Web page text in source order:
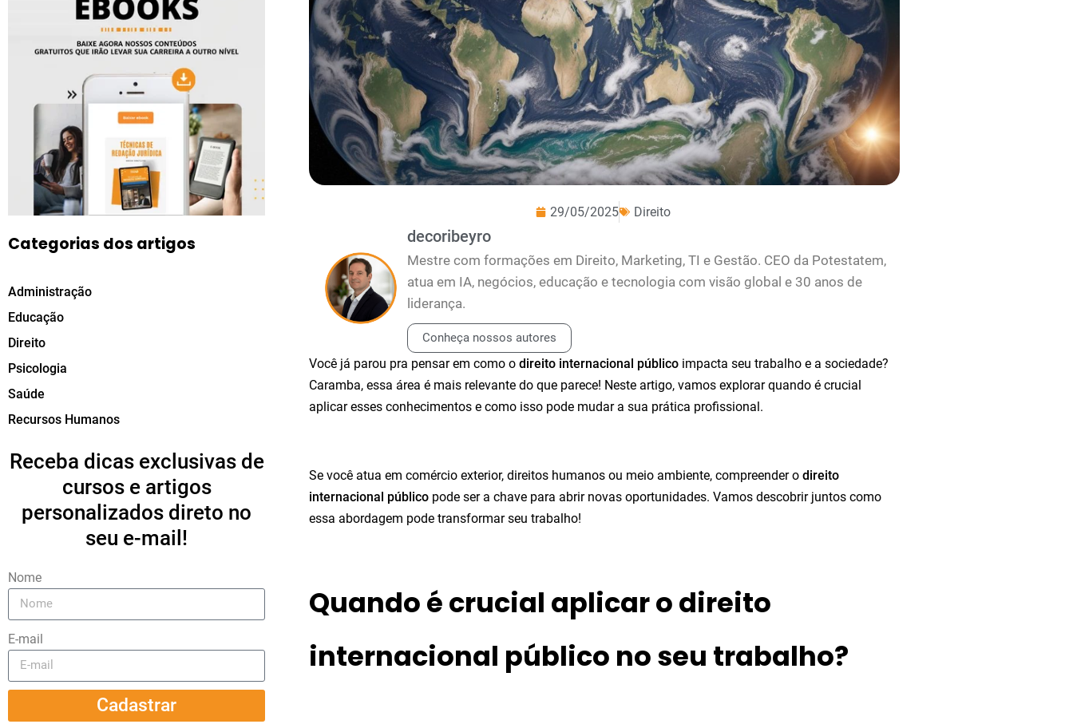
Categorias dos artigos
Administração
Educação
Direito
Psicologia
Saúde
Recursos Humanos
Receba dicas exclusivas de
cursos e artigos
personalizados direto no
seu e-mail!
Nome
E-mail
Cadastrar
29/05/2025 Direito
decoribeyro
Mestre com formações em Direito, Marketing, TI e Gestão. CEO da Potestatem,
atua em IA, negócios, educação e tecnologia com visão global e 30 anos de
liderança.
Conheça nossos autores
Você já parou pra pensar em como o direito internacional público impacta seu trabalho e a sociedade?
Caramba, essa área é mais relevante do que parece! Neste artigo, vamos explorar quando é crucial
aplicar esses conhecimentos e como isso pode mudar a sua prática profissional.
Se você atua em comércio exterior, direitos humanos ou meio ambiente, compreender o direito
internacional público pode ser a chave para abrir novas oportunidades. Vamos descobrir juntos como
essa abordagem pode transformar seu trabalho!
Quando é crucial aplicar o direito
internacional público no seu trabalho?